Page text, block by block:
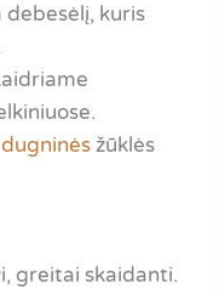
kuris
dugninės žūklės
greitai skaidanti.